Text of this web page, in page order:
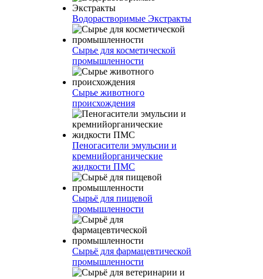
Водорастворимые Экстракты
Сырье для косметической
промышленности
Сырье животного
происхождения
Пеногасители эмульсии и
кремнийорганические
жидкости ПМС
Сырьё для пищевой
промышленности
Сырьё для фармацевтической
промышленности